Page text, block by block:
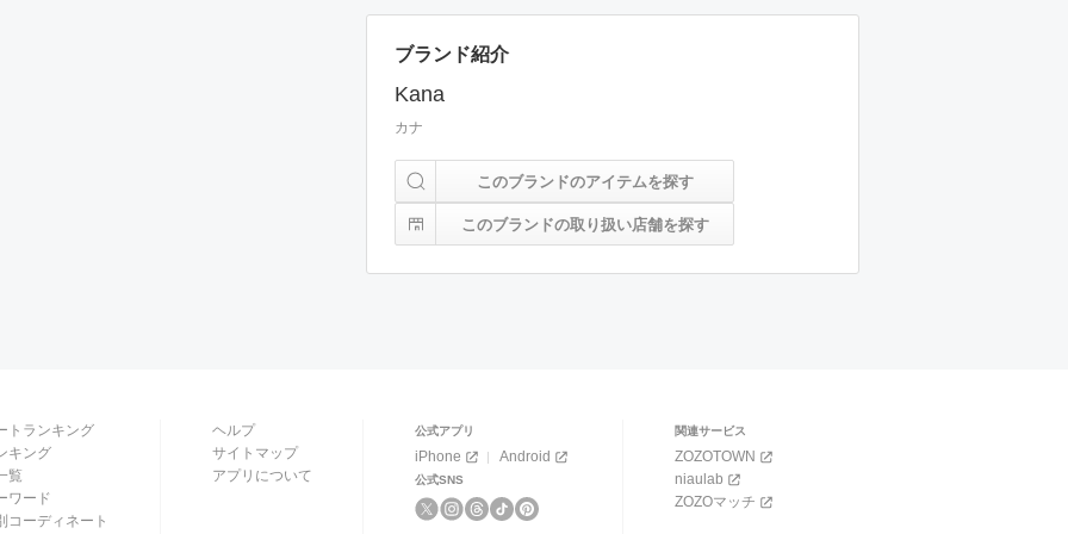
ブランド紹介
Kana
カナ
このブランドのアイテムを探す
このブランドの取り扱い店舗を探す
トランキング
キング
覧
ワード
コーディネート
ヘルプ
サイトマップ
アプリについて
公式アプリ
iPhone Android
公式SNS
関連サービス
ZOZOTOWN
niaulab
ZOZOマッチ